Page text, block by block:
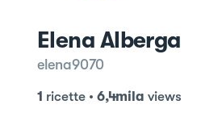
Elena Alberga
elena9070
1 ricette• 6,4mila views